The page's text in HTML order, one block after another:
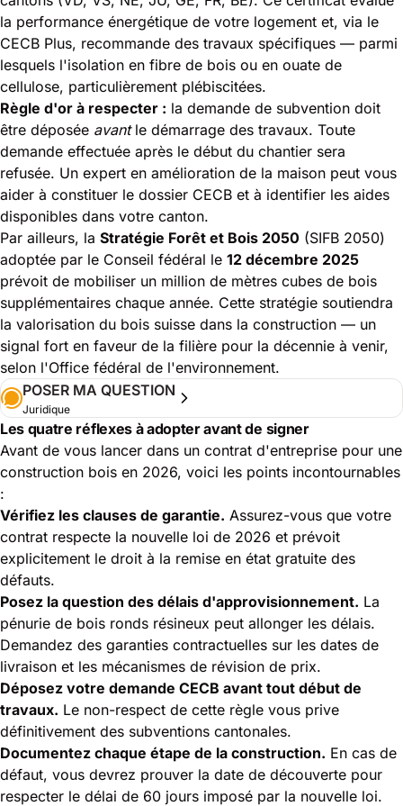
la performance énergétique de votre logement et, via le
CECB Plus, recommande des travaux spécifiques — parmi
lesquels l'isolation en fibre de bois ou en ouate de
cellulose, particulièrement plébiscitées.
Règle d'or à respecter : la demande de subvention doit
être déposée avantle démarrage des travaux. Toute
demande effectuée après le début du chantier sera
refusée. Un expert en amélioration de la maison peut vous
aider à constituer le dossier CECB et à identifier les aides
disponibles dans votre canton.
Par ailleurs, la Stratégie Forêt et Bois 2050 (SIFB 2050)
adoptée par le Conseil fédéral le 12 décembre 2025
prévoit de mobiliser un million de mètres cubes de bois
supplémentaires chaque année. Cette stratégie soutiendra
la valorisation du bois suisse dans la construction — un
signal fort en faveur de la filière pour la décennie à venir,
selon l'Office fédéral de l'environnement.
POSER MA QUESTION
Juridique
Les quatre réflexes à adopter avant de signer
Avant de vous lancer dans un contrat d'entreprise pour une
construction bois en 2026, voici les points incontournables
:
Vérifiez les clauses de garantie. Assurez-vous que votre
contrat respecte la nouvelle loi de 2026 et prévoit
explicitement le droit à la remise en état gratuite des
défauts.
Posez la question des délais d'approvisionnement. La
pénurie de bois ronds résineux peut allonger les délais.
Demandez des garanties contractuelles sur les dates de
livraison et les mécanismes de révision de prix.
Déposez votre demande CECB avant tout début de
travaux. Le non-respect de cette règle vous prive
définitivement des subventions cantonales.
Documentez chaque étape de la construction. En cas de
défaut, vous devrez prouver la date de découverte pour
respecter le délai de 60 jours imposé par la nouvelle loi.